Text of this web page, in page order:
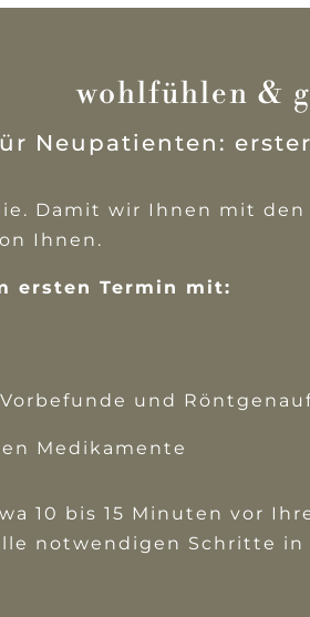
wohlfühlen &
Neupatienten:
Damit wir Ihnen mit
Ihnen.
ersten Termin mit:
und
Medikamente
10 bis 15 Minuten vor
notwendigen Schritte in